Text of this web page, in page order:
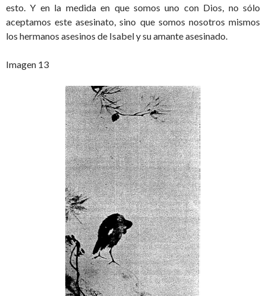
esto. Y en la medida en que somos uno con Dios, no sólo
aceptamos este asesinato, sino que somos nosotros mismos
los hermanos asesinos de Isabel y su amante asesinado.
Imagen 13